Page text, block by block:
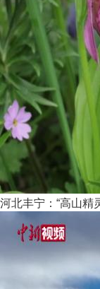
河北丰宁：“高山精